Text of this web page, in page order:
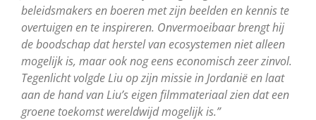
beleidsmakers en boeren met zijn beelden en kennis te
overtuigen en te inspireren. Onvermoeibaar brengt hij
de boodschap dat herstel van ecosystemen niet alleen
mogelijk is, maar ook nog eens economisch zeer zinvol.
Tegenlicht volgde Liu op zijn missie in Jordanië en laat
aan de hand van Liu’s eigen filmmateriaal zien dat een
groene toekomst wereldwijd mogelijk is.”